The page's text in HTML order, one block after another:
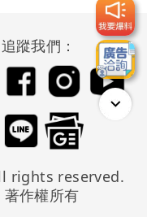
追蹤我們：
rights reserved.
作權所有